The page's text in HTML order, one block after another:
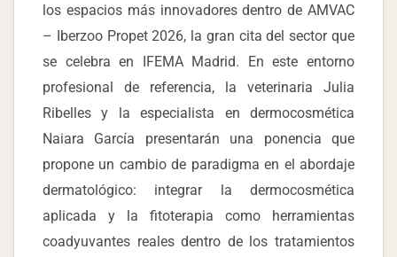
los espacios más innovadores dentro de AMVAC
– Iberzoo Propet 2026, la gran cita del sector que
se celebra en IFEMA Madrid. En este entorno
profesional de referencia, la veterinaria Julia
Ribelles y la especialista en dermocosmética
Naiara García presentarán una ponencia que
propone un cambio de paradigma en el abordaje
dermatológico: integrar la dermocosmética
aplicada y la fitoterapia como herramientas
coadyuvantes reales dentro de los tratamientos